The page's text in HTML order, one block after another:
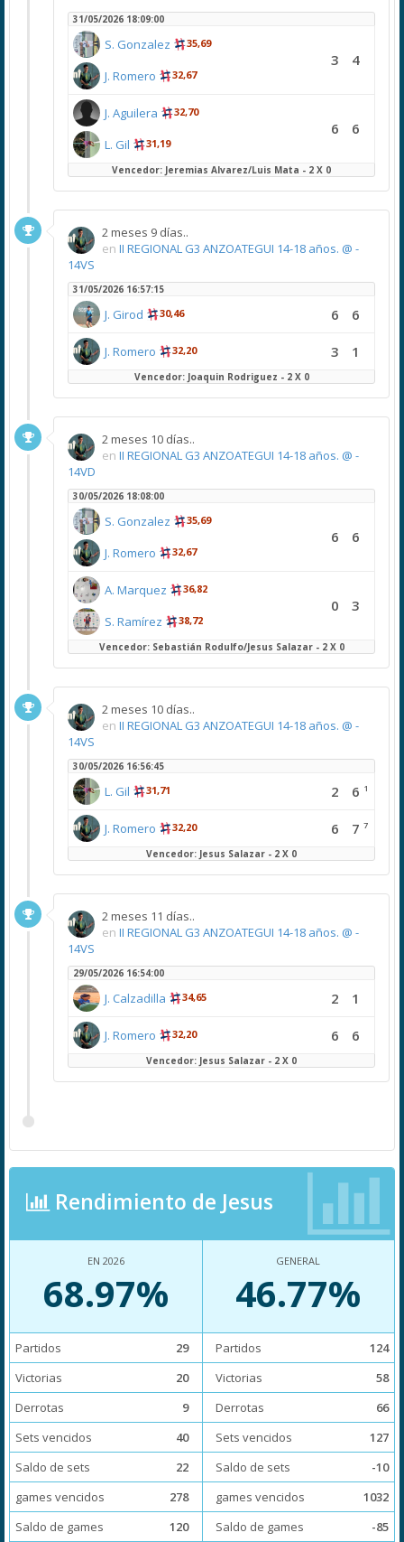
31/05/2026 18:09:00
S. Gonzalez 35,69
J. Romero 32,67
3 4
J. Aguilera 32,70
L. Gil 31,19
6 6
Vencedor: Jeremias Alvarez/Luis Mata - 2 X 0
2 meses 9 días..
en II REGIONAL G3 ANZOATEGUI 14-18 años. @ -
14VS
31/05/2026 16:57:15
J. Girod 30,46 6 6
J. Romero 32,20 3 1
Vencedor: Joaquin Rodriguez - 2 X 0
2 meses 10 días..
en II REGIONAL G3 ANZOATEGUI 14-18 años. @ -
14VD
30/05/2026 18:08:00
S. Gonzalez 35,69
J. Romero 32,67
6 6
A. Marquez 36,82
S. Ramírez 38,72
0 3
Vencedor: Sebastián Rodulfo/Jesus Salazar - 2 X 0
2 meses 10 días..
en II REGIONAL G3 ANZOATEGUI 14-18 años. @ -
14VS
30/05/2026 16:56:45
L. Gil 31,71 2 6 1
J. Romero 32,20 6 7 7
Vencedor: Jesus Salazar - 2 X 0
2 meses 11 días..
en II REGIONAL G3 ANZOATEGUI 14-18 años. @ -
14VS
29/05/2026 16:54:00
J. Calzadilla 34,65 2 1
J. Romero 32,20 6 6
Vencedor: Jesus Salazar - 2 X 0
Rendimiento de Jesus
EN 2026
68.97%
Partidos
29
Victorias
20
Derrotas
9
Sets vencidos
40
Saldo de sets
22
games vencidos
278
Saldo de games
120
GENERAL
46.77%
Partidos
124
Victorias
58
Derrotas
66
Sets vencidos
127
Saldo de sets
-10
games vencidos
1032
Saldo de games
-85